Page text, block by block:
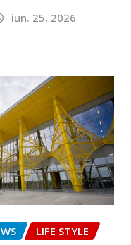
iun. 25, 2026
LIFE STYLE